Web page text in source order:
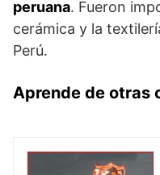
peruana. Fueron
cerámica y la
Perú.
Aprende de otras